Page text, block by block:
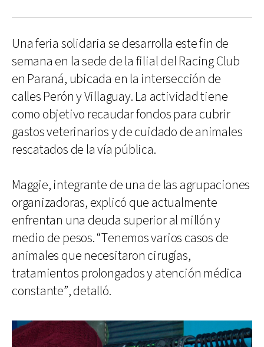
Una feria solidaria se desarrolla este fin de
semana en la sede de la filial del Racing Club
en Paraná, ubicada en la intersección de
calles Perón y Villaguay. La actividad tiene
como objetivo recaudar fondos para cubrir
gastos veterinarios y de cuidado de animales
rescatados de la vía pública.
Maggie, integrante de una de las agrupaciones
organizadoras, explicó que actualmente
enfrentan una deuda superior al millón y
medio de pesos. “Tenemos varios casos de
animales que necesitaron cirugías,
tratamientos prolongados y atención médica
constante”, detalló.